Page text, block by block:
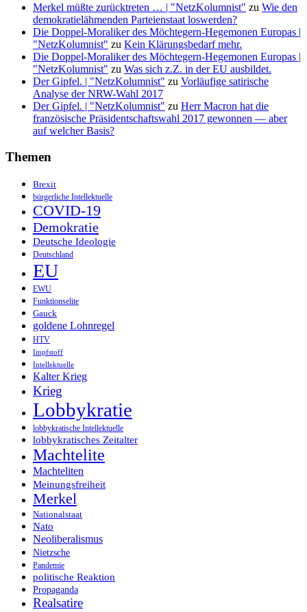
Merkel müßte zurücktreten … | "NetzKolumnist" zu Wie den
demokratielähmenden Parteienstaat loswerden?
Die Doppel-Moraliker des Möchtegern-Hegemonen Europas |
"NetzKolumnist" zu Kein Klärungsbedarf mehr.
Die Doppel-Moraliker des Möchtegern-Hegemonen Europas |
"NetzKolumnist" zu Was sich z.Z. in der EU ausbildet.
Der Gipfel. | "NetzKolumnist" zu Vorläufige satirische
Analyse der NRW-Wahl 2017
Der Gipfel. | "NetzKolumnist" zu Herr Macron hat die
französische Präsidentschaftswahl 2017 gewonnen — aber
auf welcher Basis?
Themen
Brexit
bürgerliche Intellektuelle
COVID-19
Demokratie
Deutsche Ideologie
Deutschland
EU
EWU
Funktionselite
Gauck
goldene Lohnregel
HTV
Impfstoff
Intellektuelle
Kalter Krieg
Krieg
Lobbykratie
lobbykratische Intellektuelle
lobbykratisches Zeitalter
Machtelite
Machteliten
Meinungsfreiheit
Merkel
Nationalstaat
Nato
Neoliberalismus
Nietzsche
Pandemie
politische Reaktion
Propaganda
Realsatire